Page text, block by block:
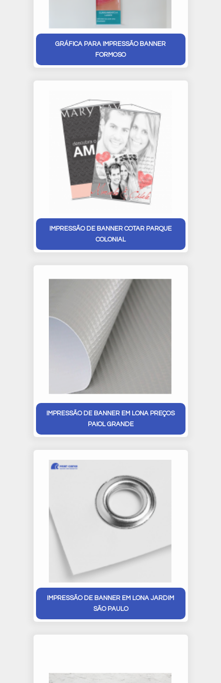
GRÁFICA PARA IMPRESSÃO BANNER
FORMOSO
IMPRESSÃO DE BANNER COTAR PARQUE
COLONIAL
IMPRESSÃO DE BANNER EM LONA PREÇOS
PAIOL GRANDE
IMPRESSÃO DE BANNER EM LONA JARDIM
SÃO PAULO